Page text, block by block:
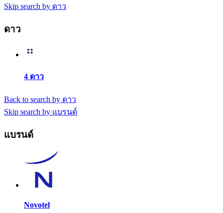
Skip search by ดาว
ดาว
4 ดาว
Back to search by ดาว
Skip search by แบรนด์
แบรนด์
Novotel